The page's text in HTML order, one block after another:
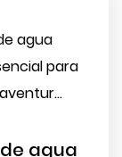
agua
para
agua